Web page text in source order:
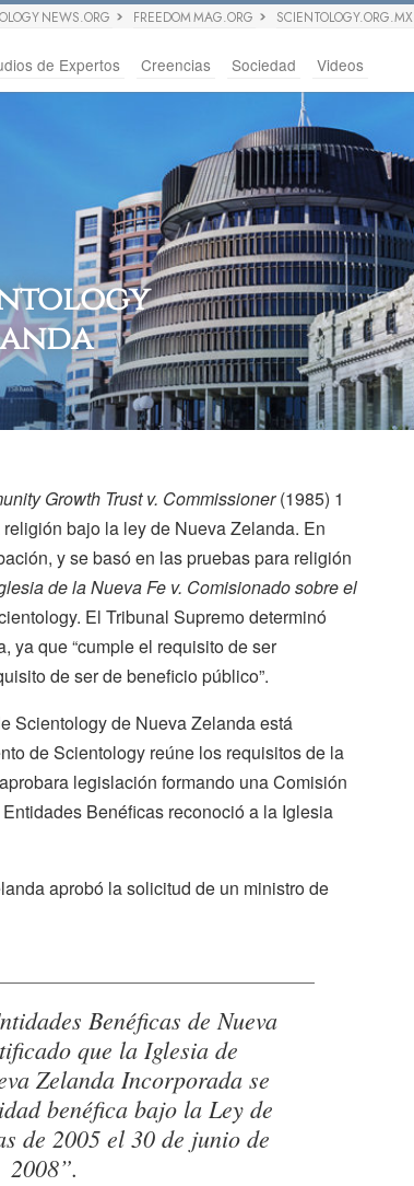
NEWS.ORG FREEDOM MAG.ORG SCIENTOLOGY.ORG.MX
de Expertos Creencias Sociedad Videos
Growth Trust v. Commissioner(1985) 1
bajo la ley de Nueva Zelanda. En
y se basó en las pruebas para religión
de la Nueva Fe v. Comisionado sobre el
El Tribunal Supremo determinó
ya que “cumple el requisito de ser
de ser de beneficio público”.
Scientology de Nueva Zelanda está
de Scientology reúne los requisitos de la
legislación formando una Comisión
Benéficas reconoció a la Iglesia
aprobó la solicitud de un ministro de
Benéficas de Nueva
que la Iglesia de
Zelanda Incorporada se
benéfica bajo la Ley de
de 2005 el 30 de junio de
2008”.